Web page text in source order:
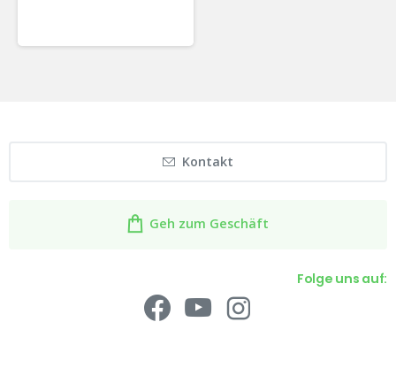
Kontakt
Geh zum Geschäft
Folge uns auf: